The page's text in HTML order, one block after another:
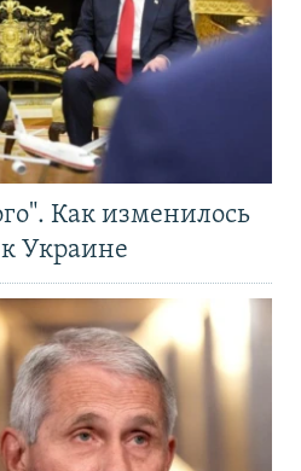
Как изменилось
Украине